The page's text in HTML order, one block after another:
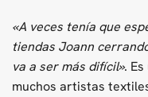
«A veces tenía que
tiendas Joann
va a ser más difícil».
muchos artistas